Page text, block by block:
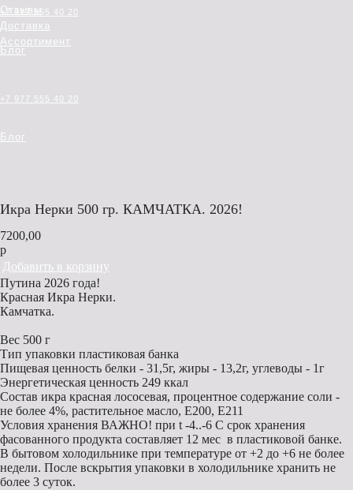
+7 977 555 40 20
Блог
Отзывы
Доставка
Ассортимент
+7 977 555 40 20
Блог
Икра Нерки 500 гр. КАМЧАТКА. 2026!
7200,00
р
Добавить в корзину
Путина 2026 года!
Красная Икра Нерки.
Камчатка.
Вес 500 г
Тип упаковки пластиковая банка
Пищевая ценность белки - 31,5г, жиры - 13,2г, углеводы - 1г
Энергетическая ценность 249 ккал
Состав икра красная лососевая, процентное содержание соли -
не более 4%, растительное масло, Е200, Е211
Условия хранения ВАЖНО! при t -4..-6 С срок хранения
фасованного продукта составляет 12 мес в пластиковой банке.
В бытовом холодильнике при температуре от +2 до +6 не более
недели. После вскрытия упаковки в холодильнике хранить не
более 3 суток.